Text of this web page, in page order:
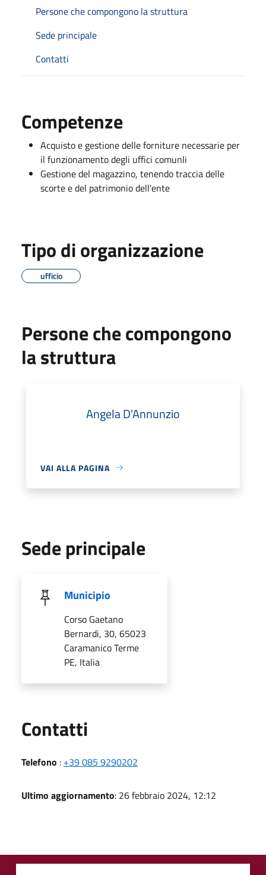
Persone che compongono la struttura
Sede principale
Contatti
Competenze
Acquisto e gestione delle forniture necessarie per
il funzionamento degli uffici comunli
Gestione del magazzino, tenendo traccia delle
scorte e del patrimonio dell'ente
Tipo di organizzazione
ufficio
Persone che compongono
la struttura
Angela D'Annunzio
VAI ALLA PAGINA
Sede principale
Municipio
Corso Gaetano
Bernardi, 30, 65023
Caramanico Terme
PE, Italia
Contatti
Telefono : +39 085 9290202
Ultimo aggiornamento: 26 febbraio 2024, 12:12